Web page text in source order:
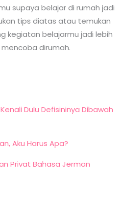
supaya belajar di rumah jadi
tips diatas atau temukan
kegiatan belajarmu jadi lebih
dirumah.
Dulu Defisininya Dibawah
Aku Harus Apa?
Privat Bahasa Jerman